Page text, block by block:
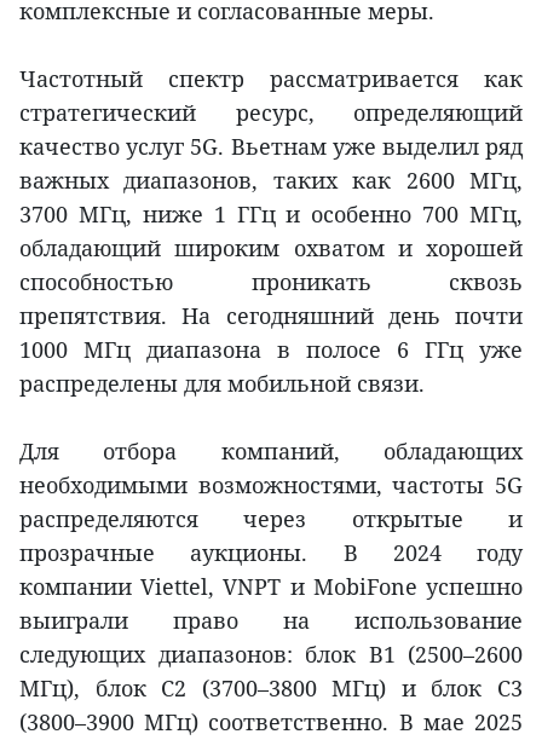
комплексные и согласованные меры.
Частотный спектр рассматривается как
стратегический ресурс, определяющий
качество услуг 5G. Вьетнам уже выделил ряд
важных диапазонов, таких как 2600 МГц,
3700 МГц, ниже 1 ГГц и особенно 700 МГц,
обладающий широким охватом и хорошей
способностью проникать сквозь
препятствия. На сегодняшний день почти
1000 МГц диапазона в полосе 6 ГГц уже
распределены для мобильной связи.
Для отбора компаний, обладающих
необходимыми возможностями, частоты 5G
распределяются через открытые и
прозрачные аукционы. В 2024 году
компании Viettel, VNPT и MobiFone успешно
выиграли право на использование
следующих диапазонов: блок B1 (2500–2600
МГц), блок C2 (3700–3800 МГц) и блок C3
(3800–3900 МГц) соответственно. В мае 2025